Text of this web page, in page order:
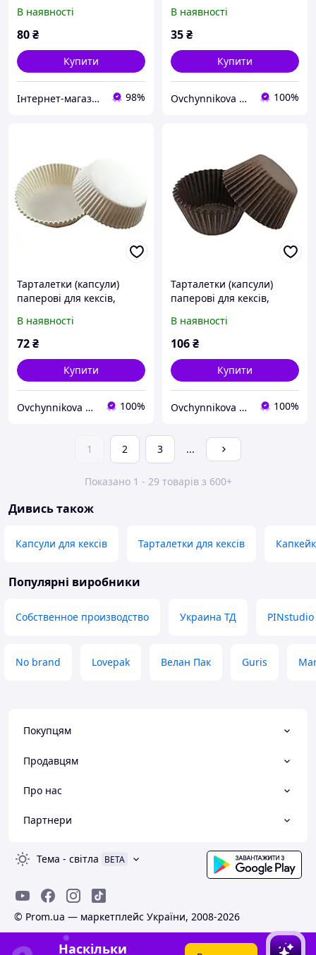
ПІДСИЛЮВАЧЕМ Білі
50*40 мм
В наявності
80₴
Купити
Інтернет-магазин "Candy" Все для кондитерів 98%
В наявності
35₴
Купити
Ovchynnikova Shop інтернет-магазин товарів для кондитерів 100%
Тарталетки (капсули)
паперові для кексів,
В наявності
72₴
Купити
Ovchynnikova Shop інтернет-магазин товарів для кондитерів 100%
Тарталетки (капсули)
паперові для кексів,
55*42.5 мм
В наявності
106₴
Купити
Ovchynnikova Shop інтернет-магазин товарів для кондитерів 100%
1 2 3 ...
Показано 1 - 29 товарів з 600+
Дивись також
Капсули для кексів Тарталетки для кексів
Популярні виробники
Собственное производство Украина ТД PINstudio
No brand Lovepak Велан Пак Guris
Покупцям
Продавцям
Про нас
Партнери
Тема - світла BETA
© Prom.ua — маркетплейс України, 2008-2026
Наскільки